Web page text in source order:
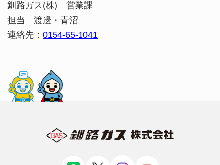
釧路ガス(株) 営業課
担当 渡邊・青沼
連絡先： 0154-65-1041